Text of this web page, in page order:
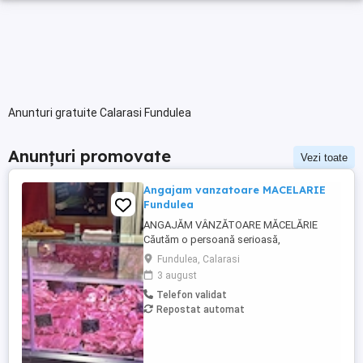
Anunturi gratuite Calarasi Fundulea
Anunțuri promovate Vezi toate
Angajam vanzatoare MACELARIE
Fundulea
ANGAJĂM VÂNZĂTOARE MĂCELĂRIE
Căutăm o persoană serioasă,
responsabilă și amabilă pentru postul de
vânzătoare într-o măcelărie modernă.
Cerințe: Experiență în domeniul vânzărilor
sau în lucrul cu clienții (experiența în
măcelărie constituie un avantaj) Abilități
Fundulea, Calarasi
3 august
Telefon validat
Repostat automat